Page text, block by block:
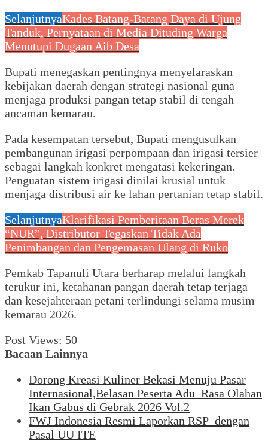
SelanjutnyaKades Batang-Batang Daya di Ujung
Tanduk, Pernyataan di Media Dituding Warga
Menutupi Dugaan Aib Desa
Bupati menegaskan pentingnya menyelaraskan
kebijakan daerah dengan strategi nasional guna
menjaga produksi pangan tetap stabil di tengah
ancaman kemarau.
Pada kesempatan tersebut, Bupati mengusulkan
pembangunan irigasi perpompaan dan irigasi tersier
sebagai langkah konkret mengatasi kekeringan.
Penguatan sistem irigasi dinilai krusial untuk
menjaga distribusi air ke lahan pertanian tetap stabil.
SelanjutnyaKlarifikasi Pemberitaan Beras Merek
“NUR”, Distributor Tegaskan Tidak Ada
Penimbangan dan Pengemasan Ulang di Ruko
Pemkab Tapanuli Utara berharap melalui langkah
terukur ini, ketahanan pangan daerah tetap terjaga
dan kesejahteraan petani terlindungi selama musim
kemarau 2026.
Post Views: 50
Bacaan Lainnya
Dorong Kreasi Kuliner Bekasi Menuju Pasar
Internasional,Belasan Peserta Adu Rasa Olahan
Ikan Gabus di Gebrak 2026 Vol.2
FWJ Indonesia Resmi Laporkan RSP dengan
Pasal UU ITE